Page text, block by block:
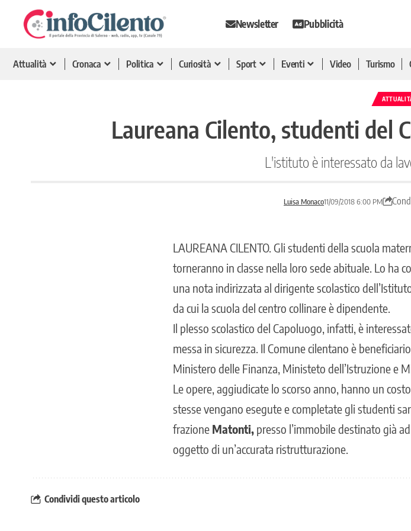
Newsletter Pubblicità
Attualità Cronaca Politica Curiosità Sport Eventi Video Turismo
Laureana Cilento, studenti del
L'istituto è interessato da
Luisa Monaco11/09/2018 6:00 PM
LAUREANA CILENTO. Gli studenti della scuola
torneranno in classe nella loro sede abituale. Lo ha
una nota indirizzata al dirigente scolastico
da cui la scuola del centro collinare è dipendente.
Il plesso scolastico del Capoluogo, infatti, è
messa in sicurezza. Il Comune cilentano è
Ministero delle Finanza, Ministeto dell’Istruzione e
Le opere, aggiudicate lo scorso anno, hanno un
stesse vengano esegute e completate gli studenti
frazione Matonti, presso l’immobile destinato già
oggetto di un’accurata ristrutturazione.
Condividi questo articolo